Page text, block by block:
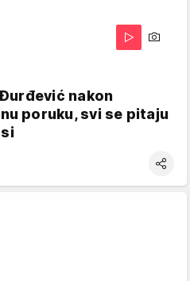
nakon
poruku, svi se pitaju